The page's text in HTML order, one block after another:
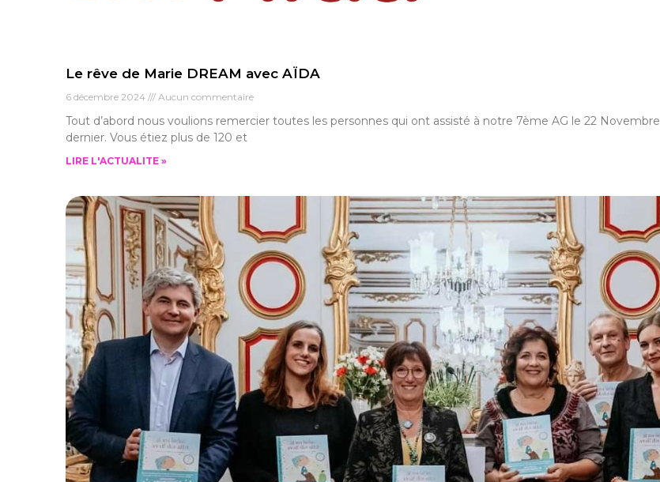
Le rêve de Marie DREAM avec AÏDA
6 décembre 2024 Aucun commentaire
Tout d’abord nous voulions remercier toutes les personnes qui ont assisté à notre 7ème AG le 22 Novembre
dernier. Vous étiez plus de 120 et
LIRE L'ACTUALITE »